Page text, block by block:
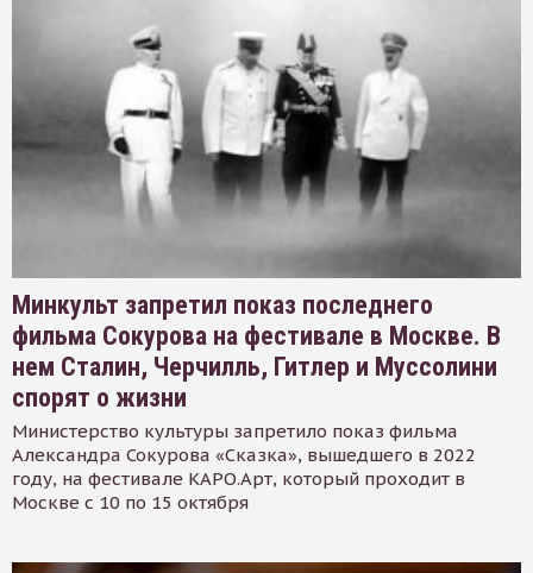
Минкульт запретил показ последнего
фильма Сокурова на фестивале в Москве. В
нем Сталин, Черчилль, Гитлер и Муссолини
спорят о жизни
Министерство культуры запретило показ фильма
Александра Сокурова «Сказка», вышедшего в 2022
году, на фестивале КАРО.Арт, который проходит в
Москве с 10 по 15 октября